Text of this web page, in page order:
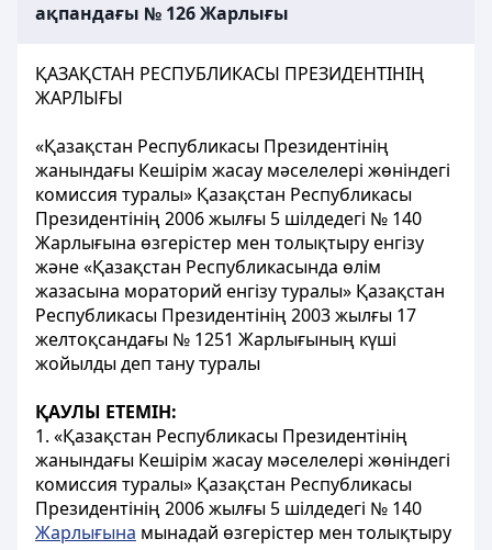
ақпандағы № 126 Жарлығы
ҚАЗАҚСТАН РЕСПУБЛИКАСЫ ПРЕЗИДЕНТІНІҢ
ЖАРЛЫҒЫ
«Қазақстан Республикасы Президентінің
жанындағы Кешірім жасау мәселелері жөніндегі
комиссия туралы» Қазақстан Республикасы
Президентінің 2006 жылғы 5 шілдедегі № 140
Жарлығына өзгерістер мен толықтыру енгізу
және «Қазақстан Республикасында өлім
жазасына мораторий енгізу туралы» Қазақстан
Республикасы Президентінің 2003 жылғы 17
желтоқсандағы № 1251 Жарлығының күші
жойылды деп тану туралы
ҚАУЛЫ ЕТЕМІН:
1. «Қазақстан Республикасы Президентінің
жанындағы Кешірім жасау мәселелері жөніндегі
комиссия туралы» Қазақстан Республикасы
Президентінің2006 жылғы 5 шілдедегі № 140
Жарлығына мынадай өзгерістер мен толықтыру